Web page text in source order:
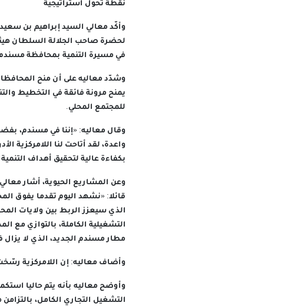
نقطة تحول استراتيجية
وأكّد معالي السيد إبراهيم بن
لحضرة صاحب الجلالة السلطان
في مسيرة التنمية بمحافظة
وشدّد معاليه على أن منح
يمنح مرونة فائقة في التخطيط
للمجتمع المحلي.
وقال معاليه: «إننا في مسندم،
واعدة، لقد أتاحت لنا اللامركزية
بكفاءة عالية لتحقيق أهداف
وعن المشاريع الحيوية، أشار
قائلا: «نشهد اليوم تقدما يفوق
الذي سيعزز الربط بين ولايات
التشغيلية الكاملة، بالتوازي
مطار مسندم الجديد، الذي لا يزال
وأضاف معاليه: إن اللامركزية
وأوضح معاليه بأنه يتم حاليا
التشغيل التجاري الكامل،